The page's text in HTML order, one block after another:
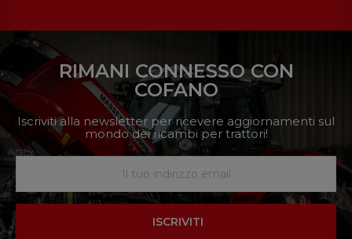
RIMANI CONNESSO CON
COFANO
Iscriviti alla newsletter per ricevere aggiornamenti sul
mondo dei ricambi per trattori!
ISCRIVITI